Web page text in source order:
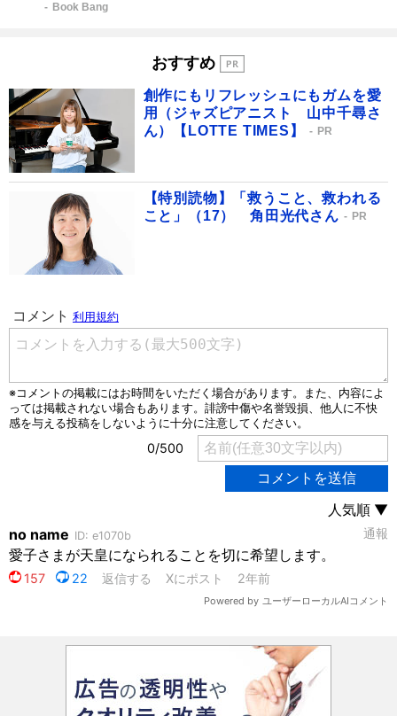
Book Bang
おすすめ
創作にもリフレッシュにもガムを愛
用（ジャズピアニスト 山中千尋さ
ん）【LOTTE TIMES】
PR
【特別読物】「救うこと、救われる
こと」（17） 角田光代さん
PR